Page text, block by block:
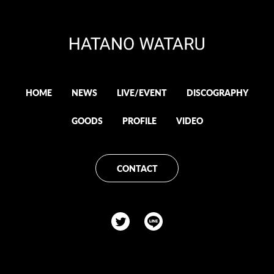
HOME NEWS LIVE/EVENT DISCOGRAPHY
GOODS PROFILE VIDEO
CONTACT